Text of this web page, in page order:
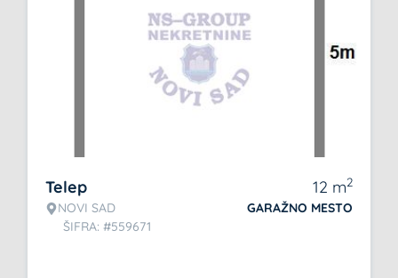
Telep
NOVI SAD
ŠIFRA: #559671
12 m2
GARAŽNO MESTO